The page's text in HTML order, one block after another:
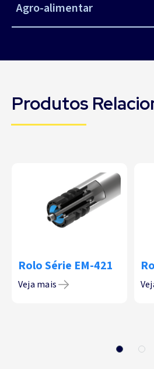
Agro-alimentar
Produtos
Rolo Série EM-421
Veja mais